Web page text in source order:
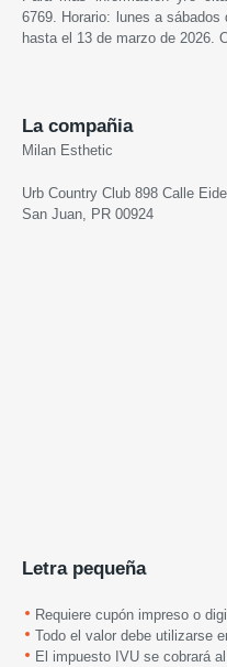
6769. Horario: lunes a
hasta el 13 de marzo de 2026.
La compañia
Milan Esthetic
Urb Country Club 898 Calle
San Juan, PR 00924
Letra pequeña
Requiere cupón impreso o
Todo el valor debe utilizarse
El impuesto IVU se cobrará